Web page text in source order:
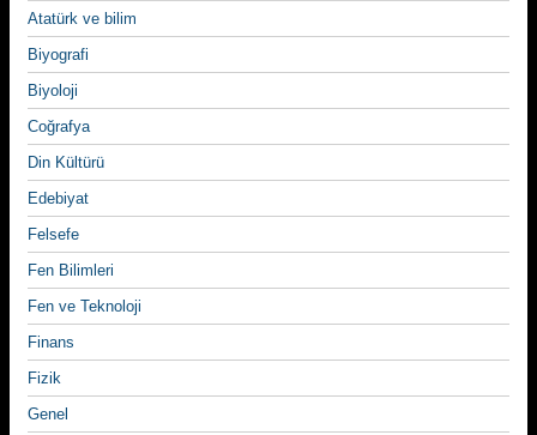
Atatürk ve bilim
Biyografi
Biyoloji
Coğrafya
Din Kültürü
Edebiyat
Felsefe
Fen Bilimleri
Fen ve Teknoloji
Finans
Fizik
Genel